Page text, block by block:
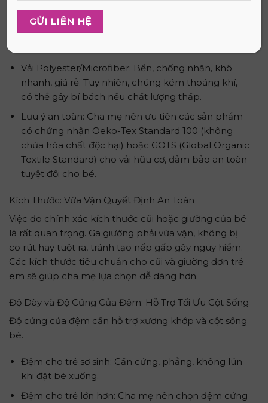
khử mùi tự nhiên, siêu mềm mịn, thấm hút vượt
trội, điều hòa nhiệt độ hiệu quả, mặc dù giá thành
Vải Polyester/Microfiber: Bền, chống nhăn, khô
nhanh, giá rẻ. Tuy nhiên, chúng kém thoáng khí,
có thể gây bí bách nếu chất lượng thấp.
Lưu ý an toàn: Cha mẹ nên ưu tiên các sản phẩm
có chứng nhận Oeko-Tex Standard 100 (không
chứa hóa chất độc hại) hoặc GOTS (Global Organic
Textile Standard) cho vải hữu cơ, đảm bảo an toàn
tuyệt đối cho bé.
Kích Thước: Vừa Vặn Quyết Định An Toàn
Việc đo chính xác kích thước cũi hoặc giường của bé
là rất quan trọng. Ga giường phải vừa vặn, không bị
co rút hay tuột ra, tránh tạo nếp gấp gây nguy hiểm.
Các kích thước tiêu chuẩn cho cũi và giường đơn trẻ
em sẽ giúp cha mẹ lựa chọn dễ dàng hơn.
Độ Dày và Độ Cứng Của Đệm: Hỗ Trợ Tối Ưu Cột Sống
Độ cứng của đệm cần hỗ trợ xương khớp và cột sống
bé.
Đệm cho trẻ sơ sinh: Cần cứng, phẳng, không lún
khi đặt bé xuống.
Đệm cho trẻ lớn hơn: Cha mẹ nên chọn đệm cứng